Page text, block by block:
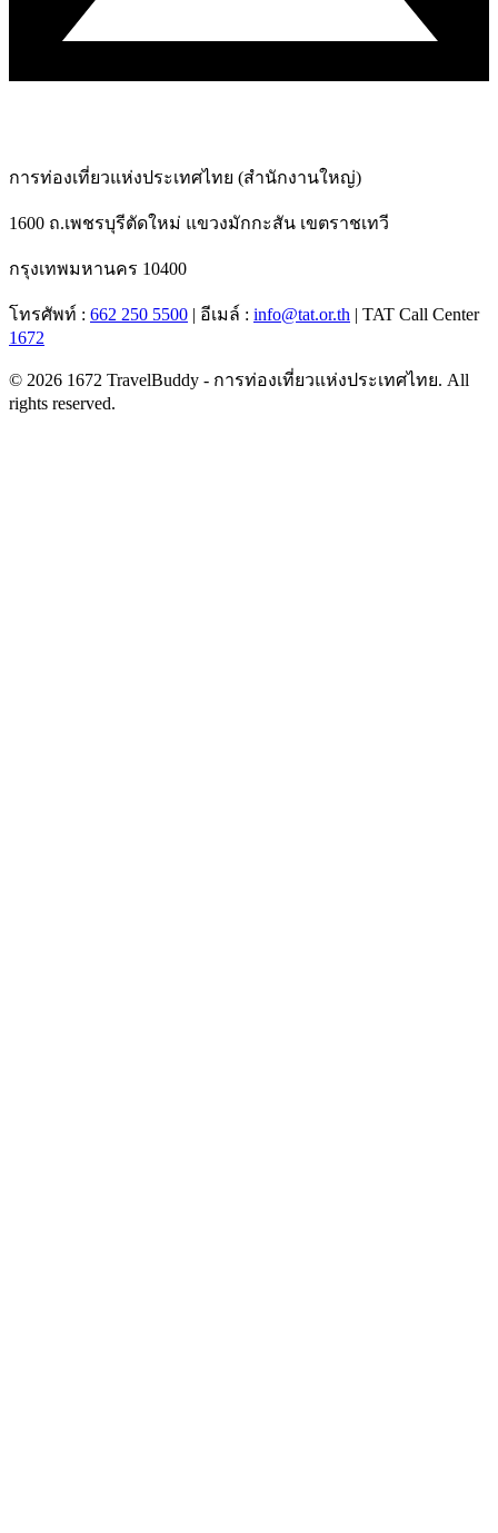
การท่องเที่ยวแห่งประเทศไทย (สำนักงานใหญ่)
1600 ถ.เพชรบุรีตัดใหม่ แขวงมักกะสัน เขตราชเทวี
กรุงเทพมหานคร 10400
โทรศัพท์ : 662 250 5500 | อีเมล์ : info@tat.or.th | TAT Call Center
1672
© 2026 1672 TravelBuddy - การท่องเที่ยวแห่งประเทศไทย. All
rights reserved.